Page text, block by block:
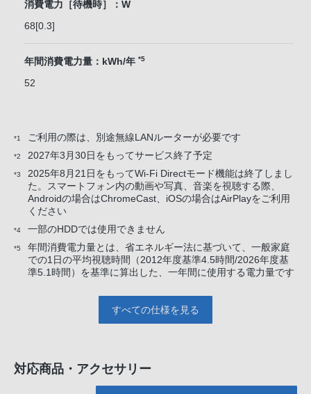
消費電力［待機時］：W
68[0.3]
年間消費電力量：kWh/年 *5
52
*1 ご利用の際は、別途無線LANルーターが必要です
*2 2027年3月30日をもってサービス終了予定
*3
2025年8月21日をもってWi-Fi Directモード機能は終了しまし
た。スマートフォン内の動画や写真、音楽を視聴する際、
Androidの場合はChromeCast、iOSの場合はAirPlayをご利用
ください
*4 一部のHDDでは使用できません
*5
年間消費電力量とは、省エネルギー法に基づいて、一般家庭
での1日の平均視聴時間（2012年度基準4.5時間/2026年度基
準5.1時間）を基準に算出した、一年間に使用する電力量です
すべての仕様を見る
対応商品・アクセサリー